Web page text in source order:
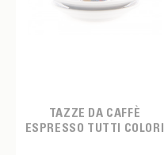
TAZZE DA CAFFÈ
ESPRESSO TUTTI COLORI